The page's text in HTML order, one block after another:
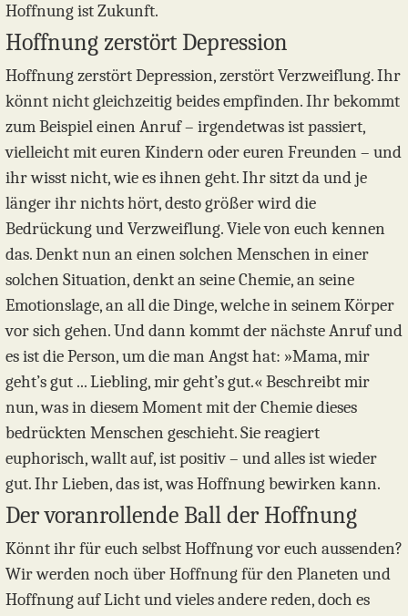
Hoffnung ist Zukunft.
Hoffnung zerstört Depression
Hoffnung zerstört Depression, zerstört Verzweiflung. Ihr
könnt nicht gleichzeitig beides empfinden. Ihr bekommt
zum Beispiel einen Anruf – irgendetwas ist passiert,
vielleicht mit euren Kindern oder euren Freunden – und
ihr wisst nicht, wie es ihnen geht. Ihr sitzt da und je
länger ihr nichts hört, desto größer wird die
Bedrückung und Verzweiflung. Viele von euch kennen
das. Denkt nun an einen solchen Menschen in einer
solchen Situation, denkt an seine Chemie, an seine
Emotionslage, an all die Dinge, welche in seinem Körper
vor sich gehen. Und dann kommt der nächste Anruf und
es ist die Person, um die man Angst hat: »Mama, mir
geht’s gut ... Liebling, mir geht’s gut.« Beschreibt mir
nun, was in diesem Moment mit der Chemie dieses
bedrückten Menschen geschieht. Sie reagiert
euphorisch, wallt auf, ist positiv – und alles ist wieder
gut. Ihr Lieben, das ist, was Hoffnung bewirken kann.
Der voranrollende Ball der Hoffnung
Könnt ihr für euch selbst Hoffnung vor euch aussenden?
Wir werden noch über Hoffnung für den Planeten und
Hoffnung auf Licht und vieles andere reden, doch es